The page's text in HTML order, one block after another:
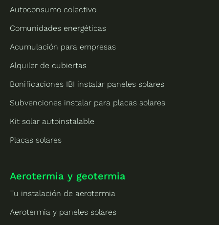
Autoconsumo colectivo
Comunidades energéticas
Acumulación para empresas
Alquiler de cubiertas
Bonificaciones IBI instalar paneles solares
Subvenciones instalar para placas solares
Kit solar autoinstalable
Placas solares
Aerotermia y geotermia
Tu instalación de aerotermia
Aerotermia y paneles solares